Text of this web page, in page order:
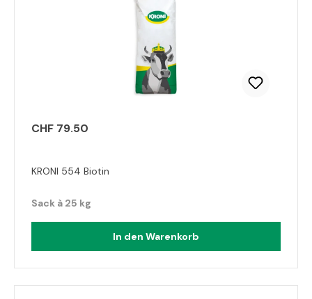
CHF 79.50
KRONI 554 Biotin
Sack à 25 kg
In den Warenkorb